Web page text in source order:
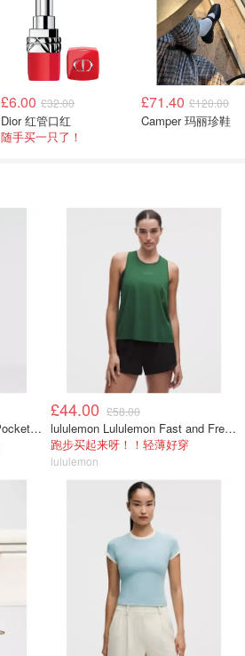
£6.00 £32.00
Dior 红管口红
随手买一只了！
£71.40 £120.00
Camper 玛丽珍鞋
lululemon Fast and Free 6-Pocket 高腰紧身裤 25英寸
£44.00 £58.00
lululemon Lululemon Fast and Free 女士背心
跑步买起来呀！！轻薄好穿
lululemon